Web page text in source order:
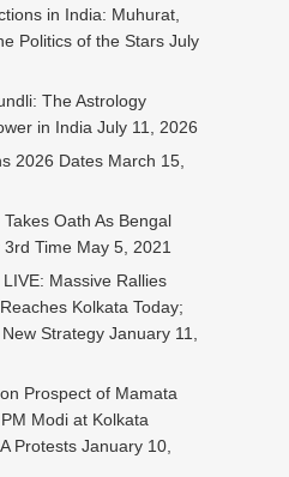
in India: Muhurat,
Politics of the Stars July
The Astrology
in India July 11, 2026
2026 Dates March 15,
Oath As Bengal
3rd Time May 5, 2021
Massive Rallies
Kolkata Today;
Strategy January 11,
Prospect of Mamata
Modi at Kolkata
Protests January 10,